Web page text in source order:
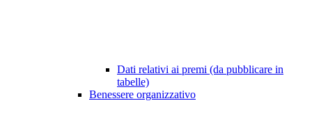
Dati relativi ai premi (da pubblicare in
tabelle)
Benessere organizzativo